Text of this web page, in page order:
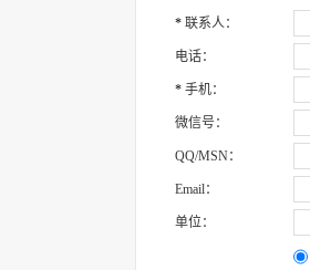
* 联系人：
电话：
* 手机：
微信号：
QQ/MSN：
Email：
单位：